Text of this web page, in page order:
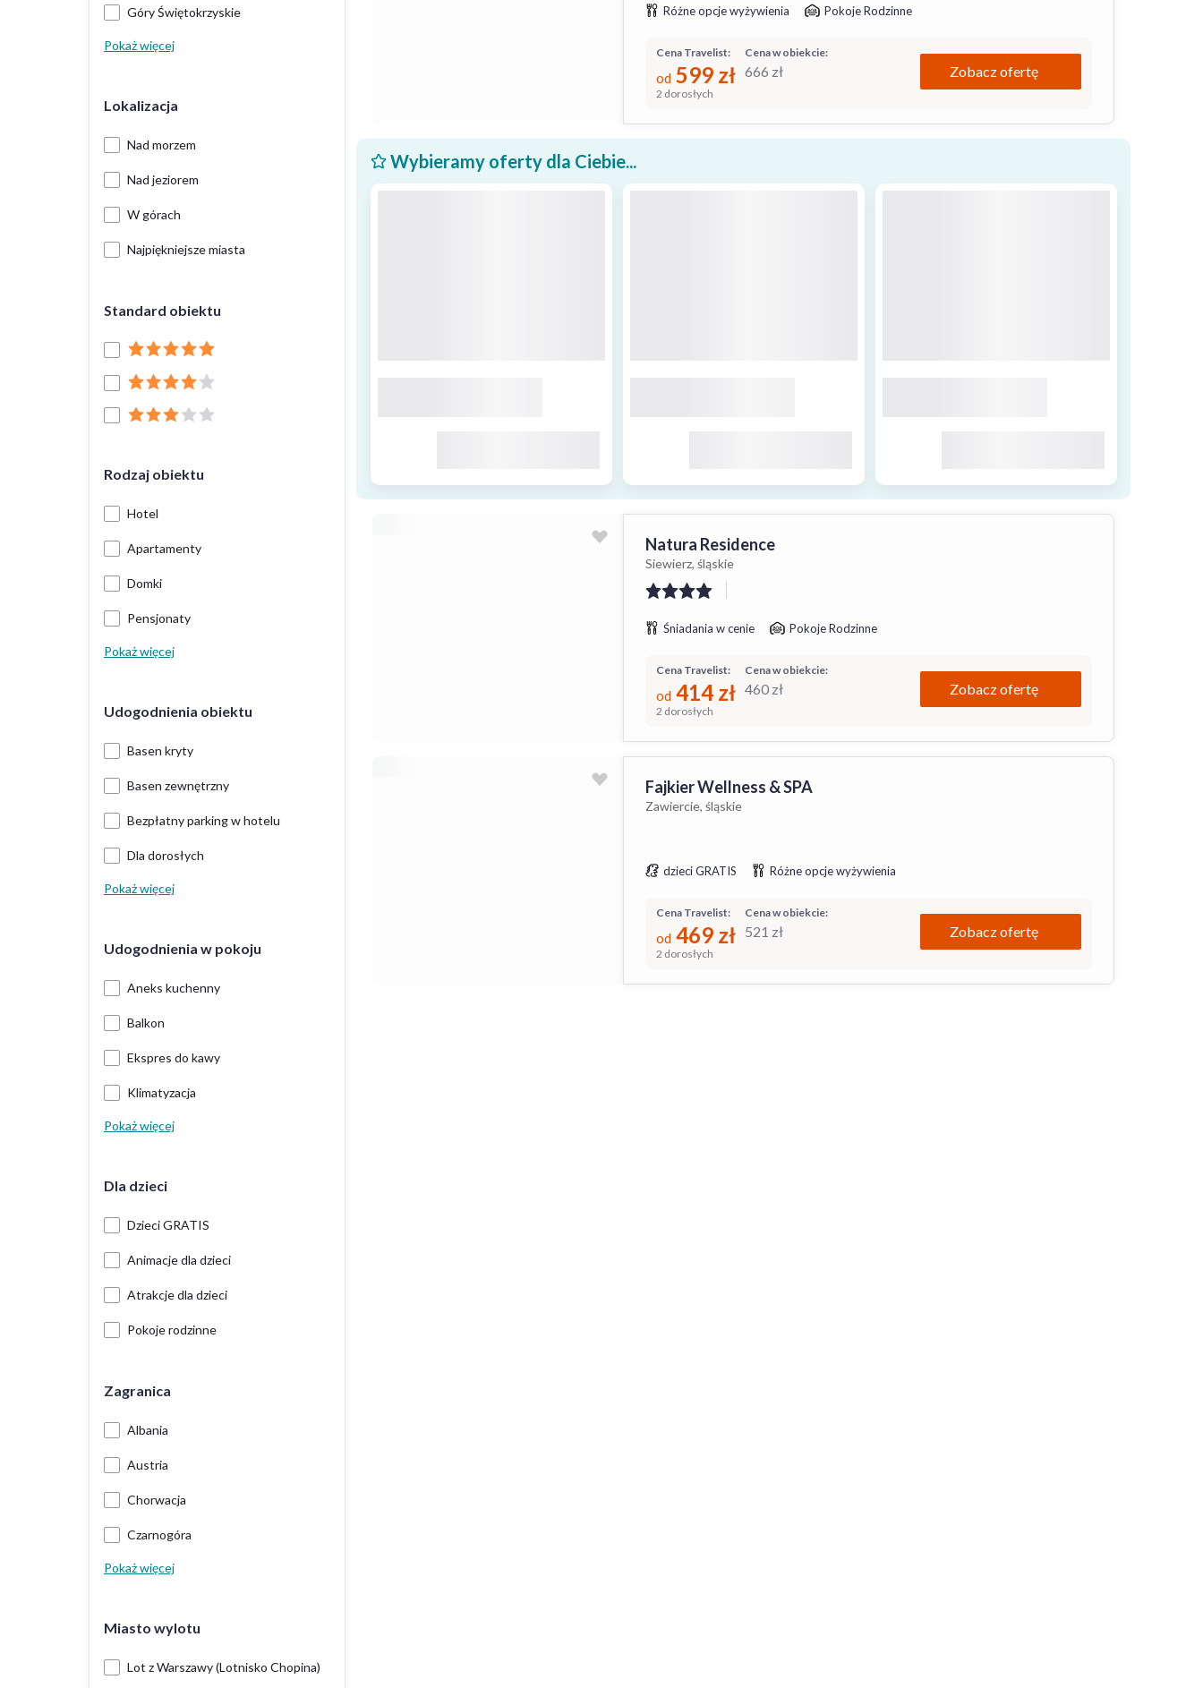
Góry Świętokrzyskie
Pokaż więcej
Lokalizacja
Nad morzem
Nad jeziorem
W górach
Najpiękniejsze miasta
Standard obiektu
Rodzaj obiektu
Hotel
Apartamenty
Domki
Pensjonaty
Pokaż więcej
Udogodnienia obiektu
Basen kryty
Basen zewnętrzny
Bezpłatny parking w hotelu
Dla dorosłych
Pokaż więcej
Udogodnienia w pokoju
Aneks kuchenny
Balkon
Ekspres do kawy
Klimatyzacja
Pokaż więcej
Dla dzieci
Dzieci GRATIS
Animacje dla dzieci
Atrakcje dla dzieci
Pokoje rodzinne
Zagranica
Albania
Austria
Chorwacja
Czarnogóra
Pokaż więcej
Miasto wylotu
Lot z Warszawy (Lotnisko Chopina)
Różne opcje wyżywienia Pokoje Rodzinne
Cena w obiekcie:
666 zł
Cena Travelist:
od 599 zł
2 dorosłych
Zobacz ofertę
Wybieramy oferty dla Ciebie...
Natura Residence
Siewierz, śląskie
Śniadania w cenie Pokoje Rodzinne
Cena w obiekcie:
460 zł
Cena Travelist:
od 414 zł
2 dorosłych
Zobacz ofertę
Fajkier Wellness & SPA
Zawiercie, śląskie
dzieci GRATIS Różne opcje wyżywienia
Cena w obiekcie:
521 zł
Cena Travelist:
od 469 zł
2 dorosłych
Zobacz ofertę